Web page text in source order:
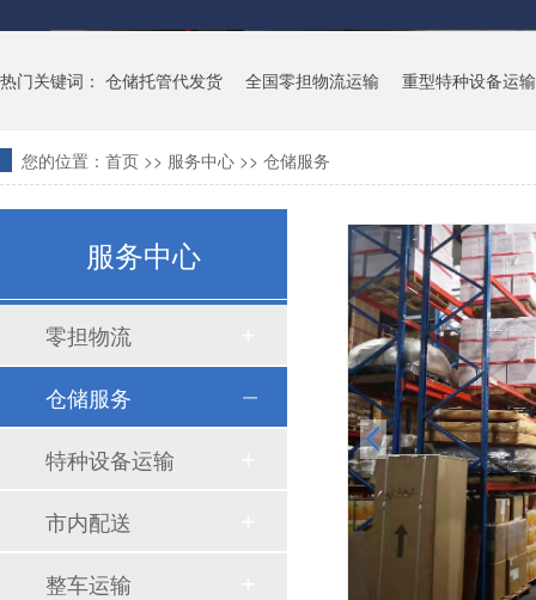
热门关键词： 仓储托管代发货 全国零担物流运输 重型特种设备运输
您的位置： 首页 >> 服务中心 >> 仓储服务
服务中心
零担物流
仓储服务
特种设备运输
市内配送
整车运输